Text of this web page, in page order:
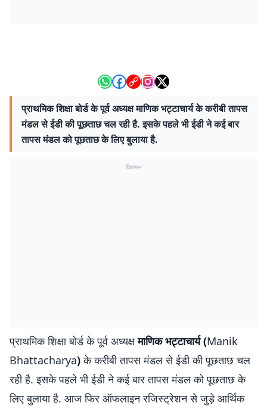
प्राथमिक शिक्षा बोर्ड के पूर्व अध्यक्ष माणिक भट्टाचार्य के करीबी तापस
मंडल से ईडी की पूछताछ चल रही है. इसके पहले भी ईडी ने कई बार
तापस मंडल को पूछताछ के लिए बुलाया है.
विज्ञापन
प्राथमिक शिक्षा बोर्ड के पूर्व अध्यक्षमाणिक भट्टाचार्य (Manik
Bhattacharya)के करीबी तापस मंडल से ईडी की पूछताछ चल
रही है. इसके पहले भी ईडी ने कई बार तापस मंडल को पूछताछ के
लिए बुलाया है. आज फिर ऑफलाइन रजिस्ट्रेशन से जुड़े आर्थिक